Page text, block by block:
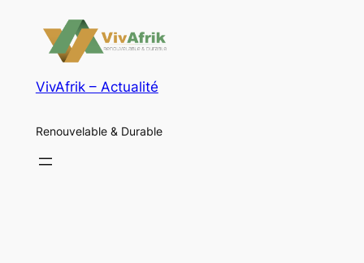
VivAfrik – Actualité
Renouvelable & Durable